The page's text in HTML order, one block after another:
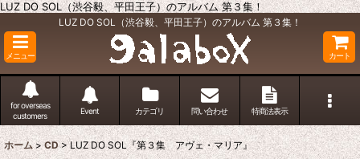
LUZ DO SOL（渋谷毅、平田王子）のアルバム 第３集！
LUZ DO SOL（渋谷毅、平田王子）のアルバム 第３集！
メニュー カート
for overseas
customers
Event カテゴリ 問い合わせ 特商法表示
ホーム > CD > LUZ DO SOL『第３集 アヴェ・マリア』